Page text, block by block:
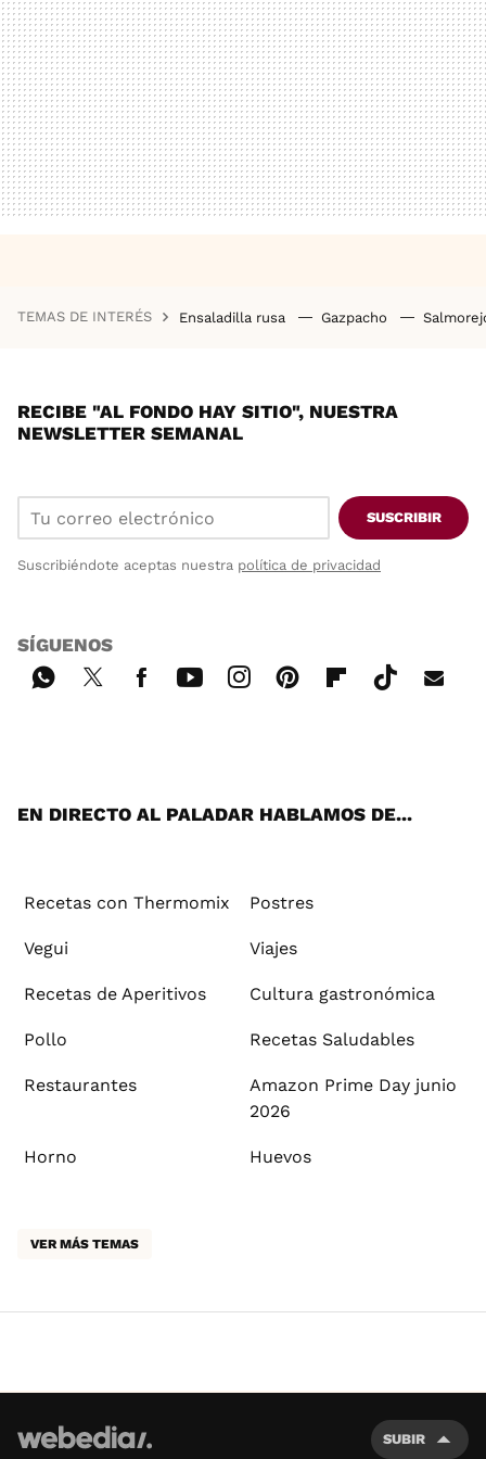
TEMAS DE INTERÉS Ensaladilla rusa Gazpacho
RECIBE "AL FONDO HAY SITIO", NUESTRA
NEWSLETTER SEMANAL
SUSCRIBIR
Suscribiéndote aceptas nuestra política de privacidad
SÍGUENOS
EN DIRECTO AL PALADAR HABLAMOS DE...
Recetas con Thermomix Postres
Vegui Viajes
Recetas de Aperitivos Cultura gastronómica
Pollo Recetas Saludables
Restaurantes
Amazon Prime Day junio
2026
Horno Huevos
VER MÁS TEMAS
SUBIR